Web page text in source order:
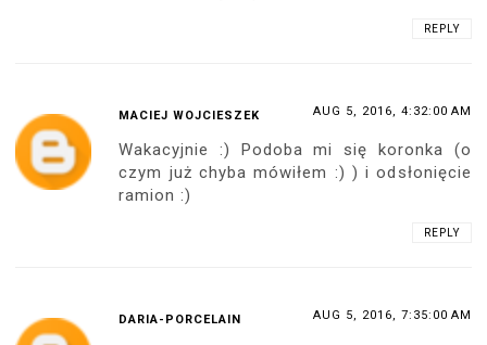
REPLY
MACIEJ WOJCIESZEK AUG 5, 2016, 4:32:00 AM
Wakacyjnie :) Podoba mi się koronka (o
czym już chyba mówiłem :) ) i odsłonięcie
ramion :)
REPLY
DARIA-PORCELAIN AUG 5, 2016, 7:35:00 AM